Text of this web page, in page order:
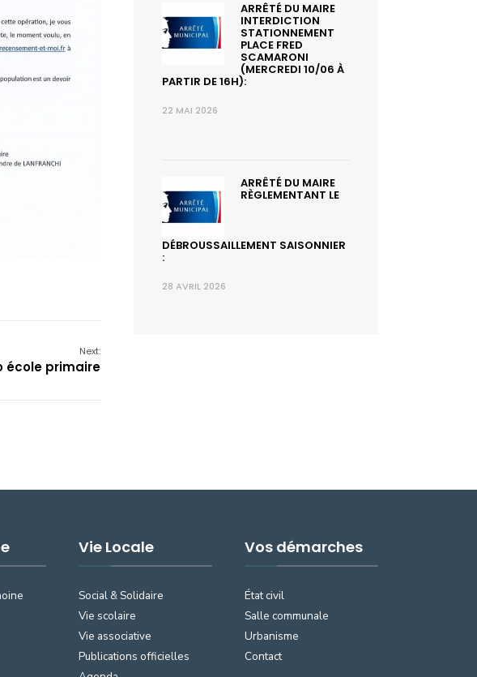
Next:
école primaire
ARRÊTÉ DU MAIRE
INTERDICTION
STATIONNEMENT
PLACE FRED
SCAMARONI
(MERCREDI 10/06 À
PARTIR DE 16H):
22 MAI 2026
ARRÊTÉ DU MAIRE
RÈGLEMENTANT LE
DÉBROUSSAILLEMENT SAISONNIER
:
28 AVRIL 2026
Vie Locale
Social & Solidaire
Vie scolaire
Vie associative
Publications officielles
Vos démarches
État civil
Salle communale
Urbanisme
Contact